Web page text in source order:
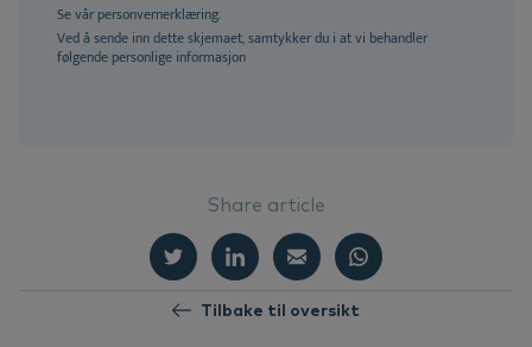
Se vårpersonvernerklæring.
Ved å sende inn dette skjemaet, samtykker du i at vi behandler
følgende personlige informasjon
Share article
Tilbake til oversikt